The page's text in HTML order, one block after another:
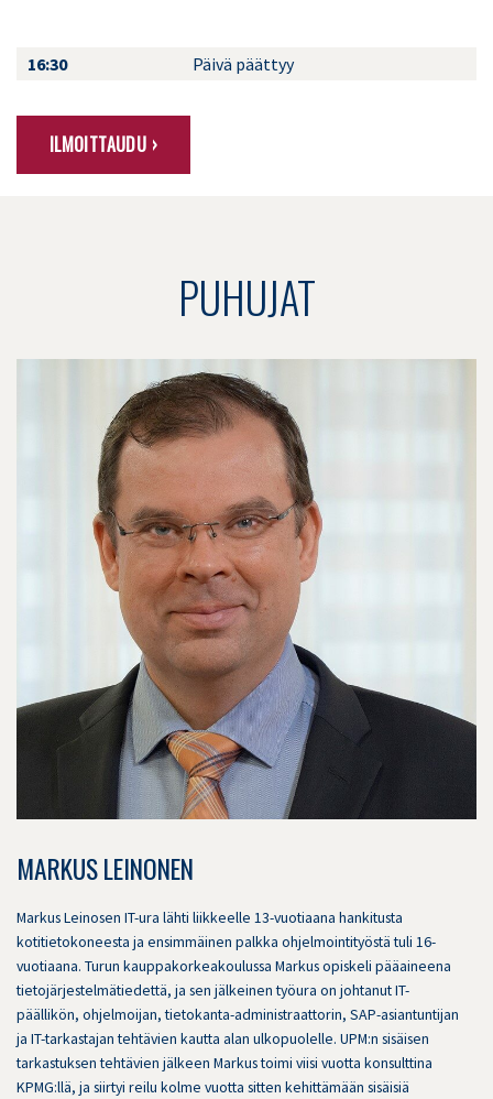
16:30 Päivä päättyy
ILMOITTAUDU ›
PUHUJAT
MARKUS LEINONEN
Markus Leinosen IT-ura lähti liikkeelle 13-vuotiaana hankitusta
kotitietokoneesta ja ensimmäinen palkka ohjelmointityöstä tuli 16-
vuotiaana. Turun kauppakorkeakoulussa Markus opiskeli pääaineena
tietojärjestelmätiedettä, ja sen jälkeinen työura on johtanut IT-
päällikön, ohjelmoijan, tietokanta-administraattorin, SAP-asiantuntijan
ja IT-tarkastajan tehtävien kautta alan ulkopuolelle. UPM:n sisäisen
tarkastuksen tehtävien jälkeen Markus toimi viisi vuotta konsulttina
KPMG:llä, ja siirtyi reilu kolme vuotta sitten kehittämään sisäisiä